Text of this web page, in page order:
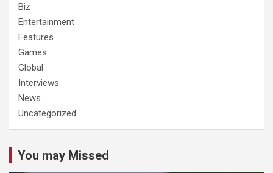
Biz
Entertainment
Features
Games
Global
Interviews
News
Uncategorized
You may Missed